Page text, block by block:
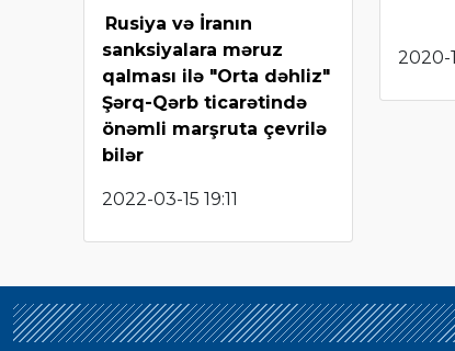
Rusiya və İranın
sanksiyalara məruz
qalması ilə "Orta dəhliz"
Şərq-Qərb ticarətində
önəmli marşruta çevrilə
bilər
2022-03-15 19:11
2020-